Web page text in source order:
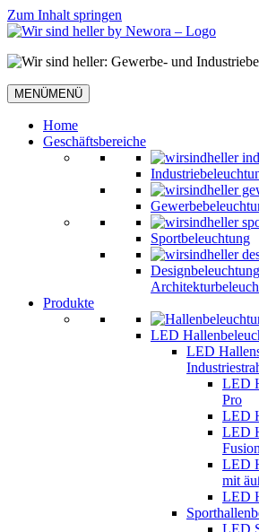
Zum Inhalt springen
MENÜMENÜ
Home
Geschäftsbereiche
Sportbeleuchtung
Designbeleuchtung
Produkte
LED
LED
LED
Pro
LED
LED
Fusion
LED
mit
LED
LED